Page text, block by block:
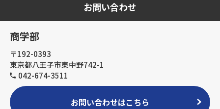
お問い合わせ
商学部
〒192-0393
東京都八王子市東中野742-1
042-674-3511
お問い合わせはこちら